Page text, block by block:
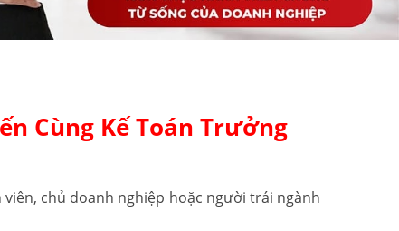
Cùng Kế Toán Trưởng
chủ doanh nghiệp hoặc người trái ngành